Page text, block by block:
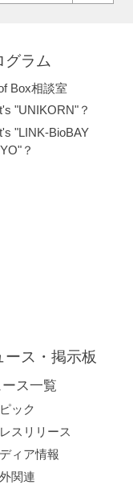
グラム
Box相談室
"UNIKORN"？
"LINK-BioBAY
？
ース・掲示板
ス一覧
ック
スリリース
ィア情報
関連